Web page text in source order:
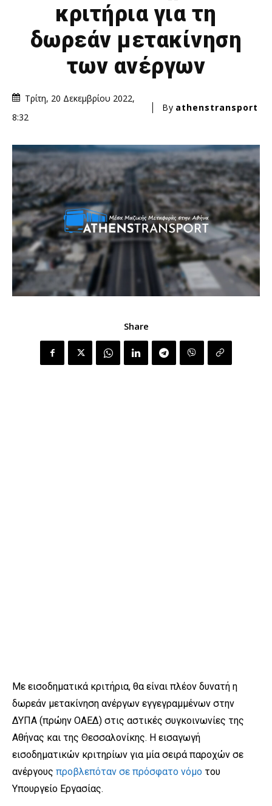
κριτήρια για τη
δωρεάν μετακίνηση
των ανέργων
Τρίτη, 20 Δεκεμβρίου 2022,
8:32
By athenstransport
Share
Με εισοδηματικά κριτήρια, θα είναι πλέον δυνατή η
δωρεάν μετακίνηση ανέργων εγγεγραμμένων στην
ΔΥΠΑ (πρώην ΟΑΕΔ) στις αστικές συγκοινωνίες της
Αθήνας και της Θεσσαλονίκης. Η εισαγωγή
εισοδηματικών κριτηρίων για μία σειρά παροχών σε
ανέργους προβλεπόταν σε πρόσφατο νόμο του
Υπουργείο Εργασίας.